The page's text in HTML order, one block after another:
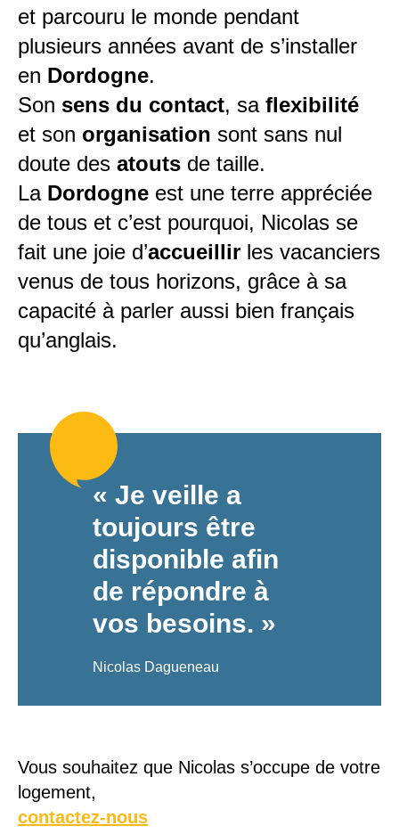
et parcouru le monde pendant
plusieurs années avant de s’installer
en Dordogne.
Son sens du contact, sa flexibilité
et son organisation sont sans nul
doute des atouts de taille.
La Dordogne est une terre appréciée
de tous et c’est pourquoi, Nicolas se
fait une joie d’accueillir les vacanciers
venus de tous horizons, grâce à sa
capacité à parler aussi bien français
qu’anglais.
« Je veille a
toujours être
disponible afin
de répondre à
vos besoins. »
Nicolas Dagueneau
Vous souhaitez que Nicolas s’occupe de votre
logement,
contactez-nous